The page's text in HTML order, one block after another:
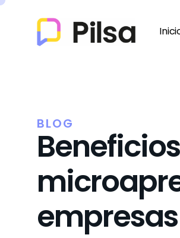
BLOG
empresas